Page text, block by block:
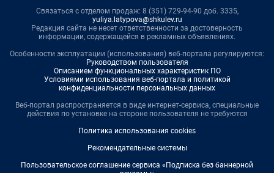
Связаться с отделом продаж: 8 (351) 729-94-90 доб. 3335,
yuliya.latypova@shkulev.ru
Редакция сайта не несет ответственности за достоверность
информации, содержащейся в рекламных объявлениях.
Особенности эксплуатации (использования) веб-портала регулируются:
Руководством пользователя
Описанием функциональных характеристик ПО
Условиями использования веб-портала и политикой
конфиденциальности персональных данных
Веб-портал распространяется в виде интернет-сервиса, специальные
действия по установке на стороне пользователя не требуются
Политика использования cookies
Рекомендательные системы
Пользовательское соглашение сервиса «Подписка без баннерной